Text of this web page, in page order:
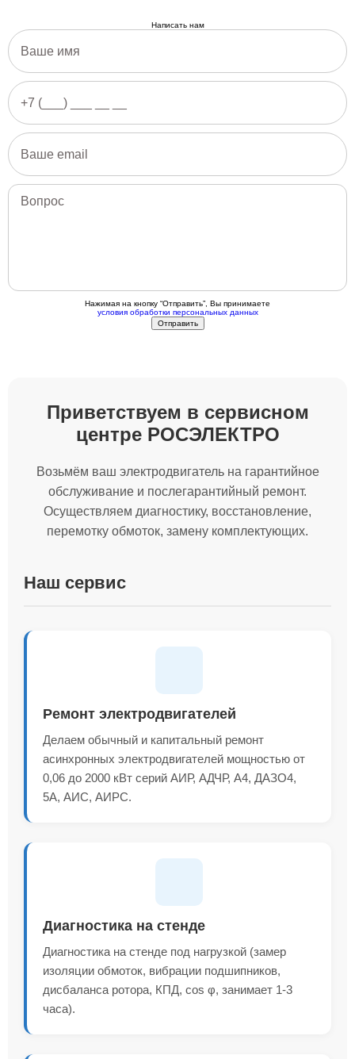
Написать нам
Нажимая на кнопку “Отправить”, Вы принимаете
условия обработки персональных данных
Приветствуем в сервисном
центре РОСЭЛЕКТРО
Возьмём ваш электродвигатель на гарантийное
обслуживание и послегарантийный ремонт.
Осуществляем диагностику, восстановление,
перемотку обмоток, замену комплектующих.
Наш сервис
Ремонт электродвигателей
Делаем обычный и капитальный ремонт
асинхронных электродвигателей мощностью от
0,06 до 2000 кВт серий АИР, АДЧР, А4, ДАЗО4,
5А, АИС, АИРС.
Диагностика на стенде
Диагностика на стенде под нагрузкой (замер
изоляции обмоток, вибрации подшипников,
дисбаланса ротора, КПД, cos φ, занимает 1-3
часа).